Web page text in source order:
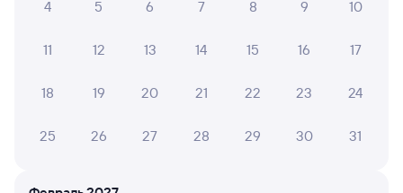
Аполлонская
из Владикавказа
Кавказская
в Новороссийск
17:13 22:20
5 ч 7 м в пути
4 5 6 7 8 9 10
11 12 13 14 15 16 17
18 19 20 21 22 23 24
25 26 27 28 29 30 31